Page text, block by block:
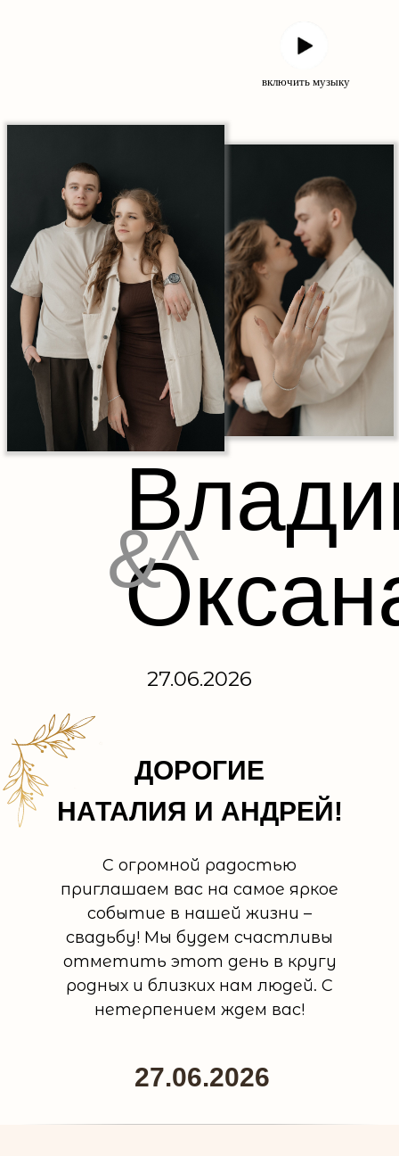
&^
27.06.2026
включить музыку
27.06.2026
ДОРОГИЕ
НАТАЛИЯ И АНДРЕЙ!
С огромной радостью
приглашаем вас на самое яркое
событие в нашей жизни –
свадьбу! Мы будем счастливы
отметить этот день в кругу
родных и близких нам людей. С
нетерпением ждем вас!